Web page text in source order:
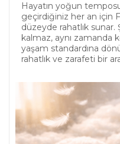
Hayatın yoğun
geçirdiğiniz her an için
düzeyde rahatlık sunar.
kalmaz, aynı zamanda
yaşam standardına
rahatlık ve zarafeti bir